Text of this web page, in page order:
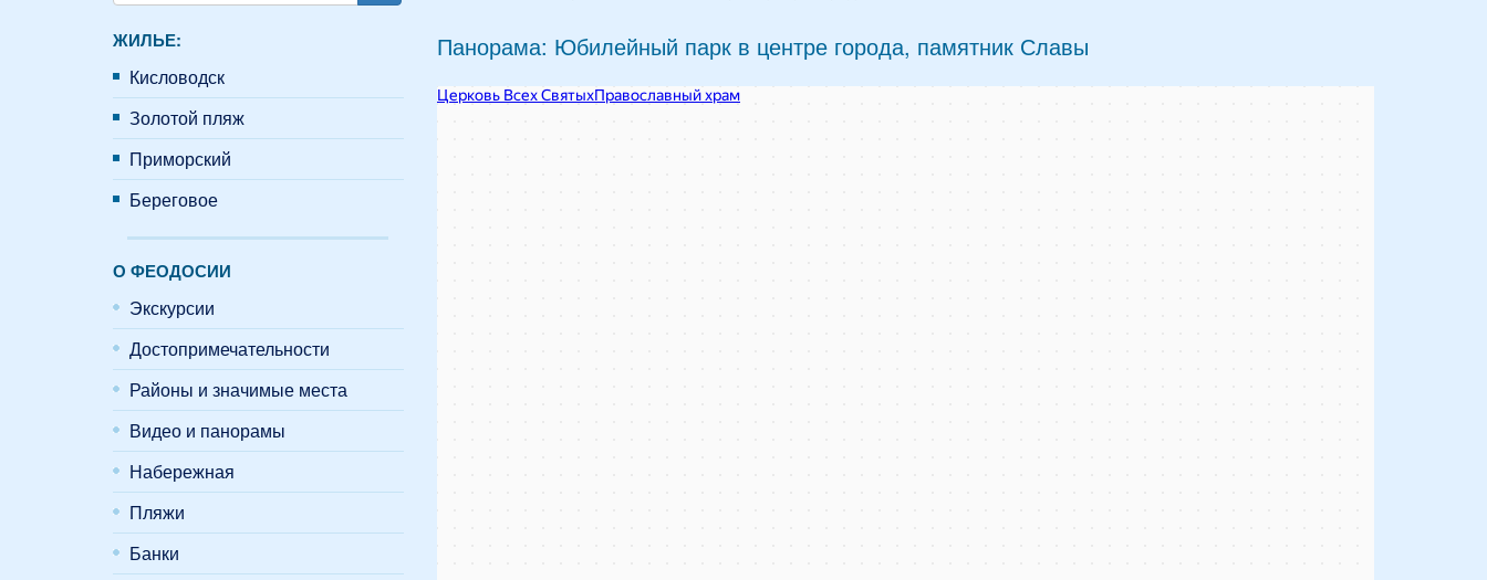
ЖИЛЬЕ:
Кисловодск
Золотой пляж
Приморский
Береговое
О ФЕОДОСИИ
Экскурсии
Достопримечательности
Районы и значимые места
Видео и панорамы
Набережная
Пляжи
Банки
Панорама: Юбилейный парк в центре города, памятник Славы